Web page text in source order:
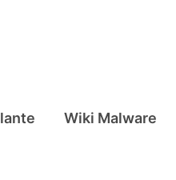
Wiki Malware